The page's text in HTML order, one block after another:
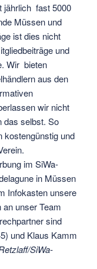
jährlich fast 5000
Müssen und
ist dies nicht
und
Wir bieten
aus den
wir nicht
das selbst. So
kostengünstig und
im SiWa-
in Müssen
Infokasten unsere
unser Team
sind
und Klaus Kamm
SiWa-